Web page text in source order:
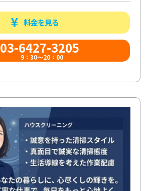
料金を見る
03-6427-3205
9：30～20：00